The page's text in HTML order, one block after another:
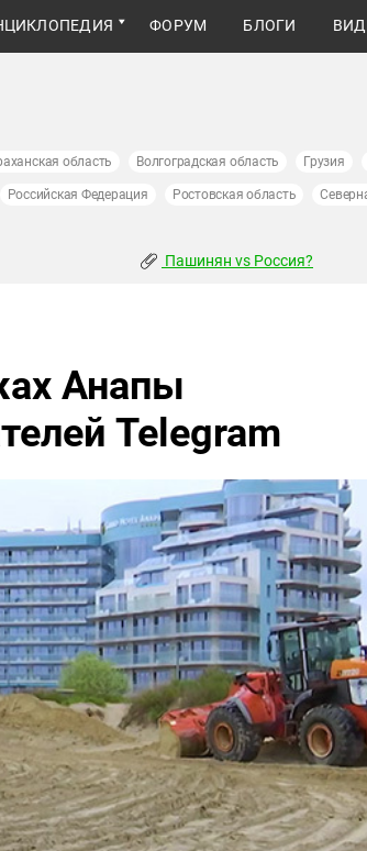
ФОРУМ БЛОГИ
область Волгоградская область Грузия
Российская Федерация Ростовская область
Пашинян vs Россия?
Анапы
Telegram